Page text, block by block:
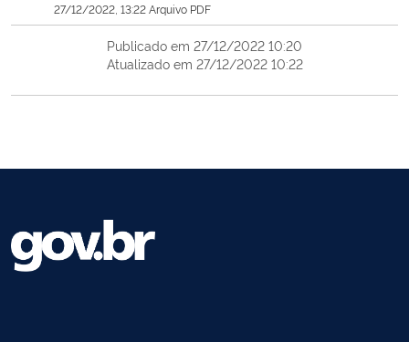
27/12/2022, 13:22 Arquivo PDF
Publicado em 27/12/2022 10:20
Atualizado em 27/12/2022 10:22